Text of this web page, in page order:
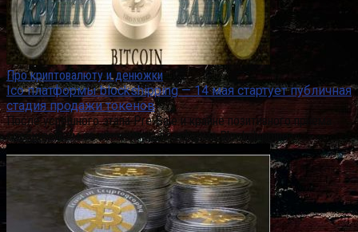
Про криптовалюту и денюжки
Ico платформы blockshipping — 14 мая стартует публичная
стадия продажи токенов
После успешного этапа Pre-Sale и крайне позитивного приема
сообществом во всем мире, платформа Blockshipping